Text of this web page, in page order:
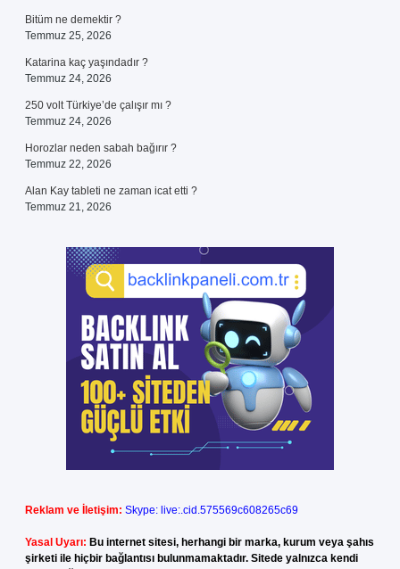
Bitüm ne demektir ?
Temmuz 25, 2026
Katarina kaç yaşındadır ?
Temmuz 24, 2026
250 volt Türkiye’de çalışır mı ?
Temmuz 24, 2026
Horozlar neden sabah bağırır ?
Temmuz 22, 2026
Alan Kay tableti ne zaman icat etti ?
Temmuz 21, 2026
Reklam ve İletişim: Skype: live:.cid.575569c608265c69
Yasal Uyarı: Bu internet sitesi, herhangi bir marka, kurum veya şahıs
şirketi ile hiçbir bağlantısı bulunmamaktadır. Sitede yalnızca kendi